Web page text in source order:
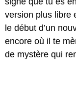
version plus libre
le début d’un
encore où il te
de mystère qui